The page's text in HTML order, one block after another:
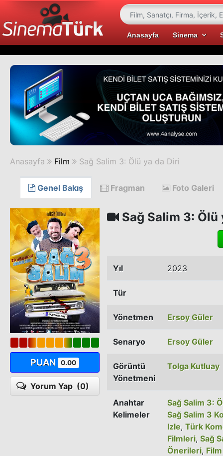
Anasayfa Sinema
Anasayfa Film Sağ Salim 3: Ölü ya da Diri
Genel Bakış Fragman Foto Galeri
PUAN 0.00
Yorum Yap (0)
Sağ Salim 3: Ölü
Yıl 2023
Tür
Yönetmen Ersoy Güler
Senaryo Ersoy Güler
Görüntü
Yönetmeni
Tolga Kutluay
Anahtar
Kelimeler
Sağ Salim 3:
Sağ Salim 3
Izle, Türk
Filmleri, Sağ
Önerileri,